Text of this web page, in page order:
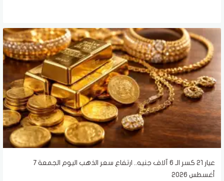
عيار 21 كسر الـ 6 آلاف جنيه.. ارتفاع سعر الذهب اليوم الجمعة 7
أغسطس 2026